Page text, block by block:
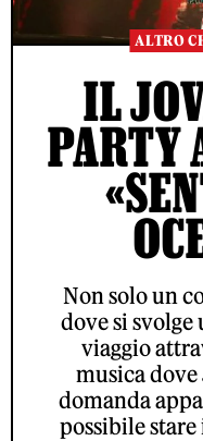
ALTRO
IL
PARTY
Non solo un
dove si
viaggio
musica
domanda
possibile